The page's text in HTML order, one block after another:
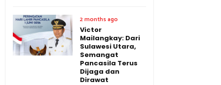
2 months ago
Victor
Mailangkay: Dari
Sulawesi Utara,
Semangat
Pancasila Terus
Dijaga dan
Dirawat